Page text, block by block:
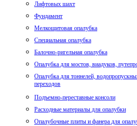
Лифтовых шахт
Фундамент
Мелкощитовая опалубка
Специальная опалубка
Балочно-ригельная опалубка
Опалубка для мостов, виадуков,
Опалубка для тоннелей,
переходов
Подъемно-переставные консоли
Расходные материалы для опалубки
Опалубочные плиты и фанера для